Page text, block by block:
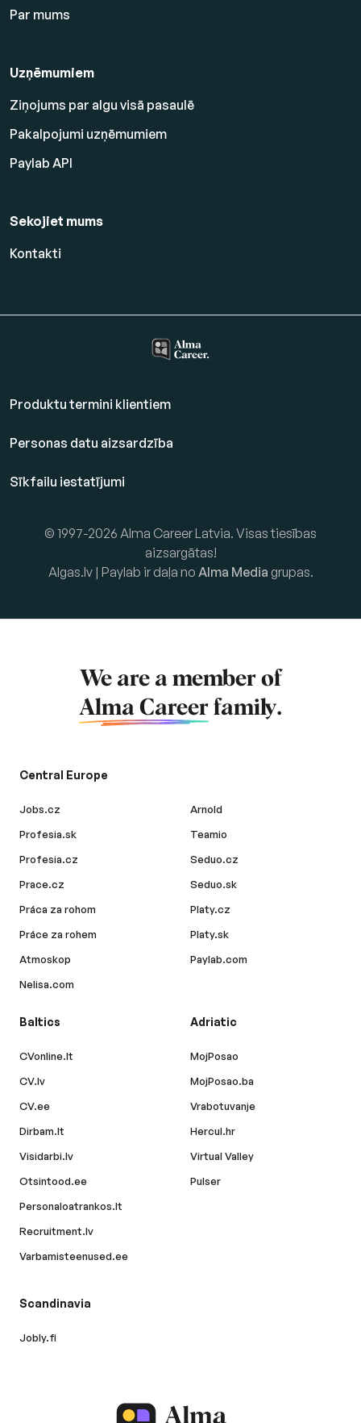
Par mums
Uzņēmumiem
Ziņojums par algu visā pasaulē
Pakalpojumi uzņēmumiem
Paylab API
Sekojiet mums
Kontakti
Produktu termini klientiem
Personas datu aizsardzība
Sīkfailu iestatījumi
© 1997-2026 Alma Career Latvia. Visas tiesības
aizsargātas!
Algas.lv | Paylab ir daļa no Alma Media grupas.
We are a member of
Alma Career family.
Central Europe
Jobs.cz
Profesia.sk
Profesia.cz
Prace.cz
Práca za rohom
Práce za rohem
Atmoskop
Nelisa.com
Arnold
Teamio
Seduo.cz
Seduo.sk
Platy.cz
Platy.sk
Paylab.com
Baltics
CVonline.lt
CV.lv
CV.ee
Dirbam.lt
Visidarbi.lv
Otsintood.ee
Personaloatrankos.lt
Recruitment.lv
Varbamisteenused.ee
Adriatic
MojPosao
MojPosao.ba
Vrabotuvanje
Hercul.hr
Virtual Valley
Pulser
Scandinavia
Jobly.fi